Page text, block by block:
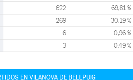
622 69,81 %
269 30,19 %
6 0,96 %
3 0,49 %
EN VILANOVA DE BELLPUIG